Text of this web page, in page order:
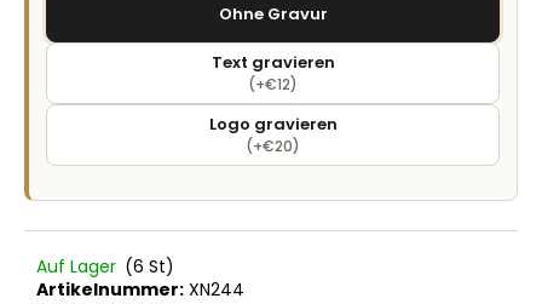
Ohne Gravur
Text gravieren
(+€12)
Logo gravieren
(+€20)
Auf Lager (6 St)
Artikelnummer: XN244